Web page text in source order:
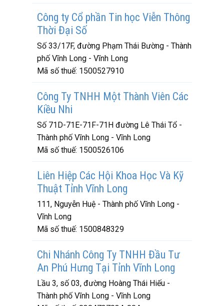
Công ty Cổ phần Tin học Viễn Thông
Thời Đại Số
Số 33/17F, đường Phạm Thái Bường - Thành
phố Vĩnh Long - Vĩnh Long
Mã số thuế: 1500527910
Công Ty TNHH Một Thành Viên Các
Kiều Nhi
Số 71D-71E-71F-71H đường Lê Thái Tổ -
Thành phố Vĩnh Long - Vĩnh Long
Mã số thuế: 1500526106
Liên Hiệp Các Hội Khoa Học Và Kỹ
Thuật Tỉnh Vĩnh Long
111, Nguyễn Huệ - Thành phố Vĩnh Long -
Vĩnh Long
Mã số thuế: 1500848329
Chi Nhánh Công Ty TNHH Đầu Tư
An Phú Hưng Tại Tỉnh Vĩnh Long
Lầu 3, số 03, đường Hoàng Thái Hiếu -
Thành phố Vĩnh Long - Vĩnh Long